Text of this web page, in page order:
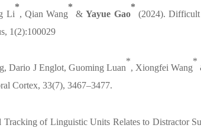
Li
*
, Qian Wang
*
&Yayue Gao
*
(2024). Difficult
, 1(2):100029
Dario J Englot, Guoming Luan
*
, Xiongfei Wang
*
Cortex, 33(7), 3467–3477.
of Linguistic Units Relates to Distractor